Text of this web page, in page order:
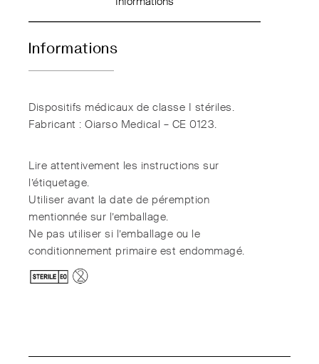
Informations
Informations
Dispositifs médicaux de classe I stériles.
Fabricant : Oiarso Medical – CE 0123.
Lire attentivement les instructions sur
l’étiquetage.
Utiliser avant la date de péremption
mentionnée sur l’emballage.
Ne pas utiliser si l’emballage ou le
conditionnement primaire est endommagé.